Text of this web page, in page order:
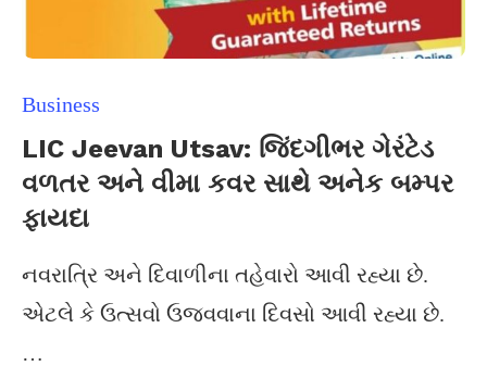
Business
LIC Jeevan Utsav: જિંદગીભર ગેરંટેડ
વળતર અને વીમા કવર સાથે અનેક બમ્પર
ફાયદા
નવરાત્રિ અને દિવાળીના તહેવારો આવી રહ્યા છે.
એટલે કે ઉત્સવો ઉજવવાના દિવસો આવી રહ્યા છે.
…